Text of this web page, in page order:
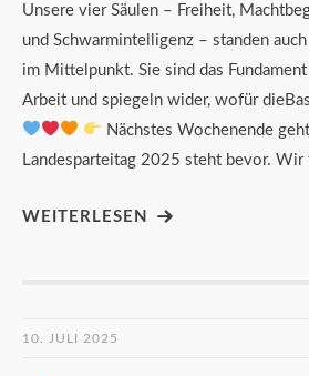
Unsere vier Säulen – Freiheit,
und Schwarmintelligenz – standen
im Mittelpunkt. Sie sind das
Arbeit und spiegeln wider, wofür
Nächstes Wochenende
Landesparteitag 2025 steht bevor.
WEITERLESEN
10. JULI 2025